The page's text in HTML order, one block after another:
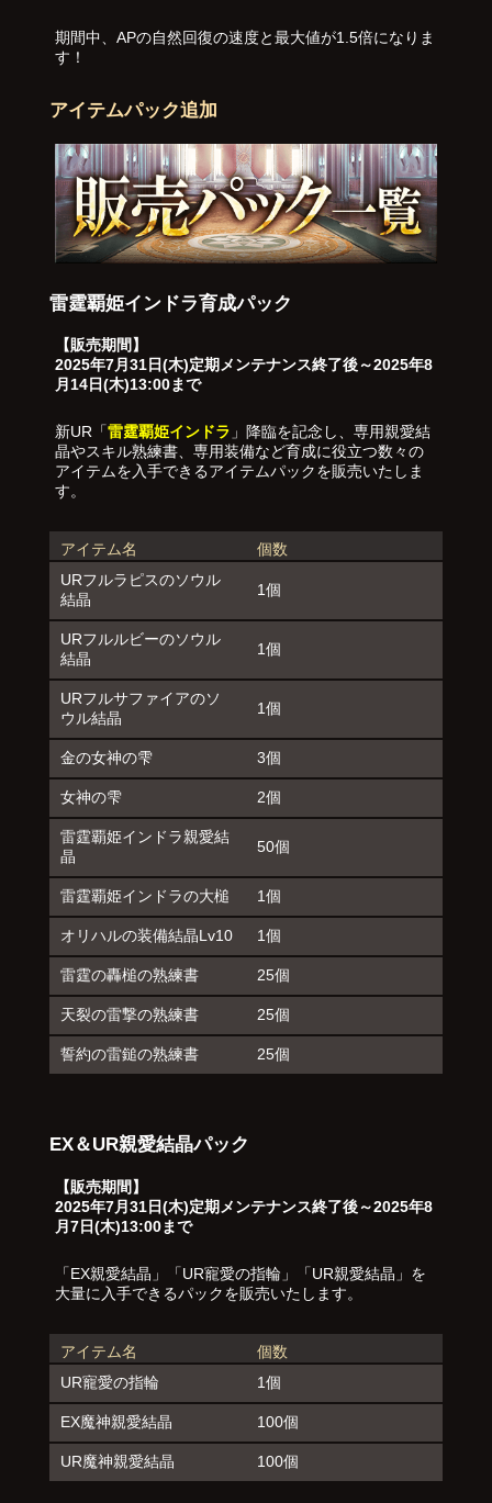
期間中、APの自然回復の速度と最大値が1.5倍になりま
す！
アイテムパック追加
雷霆覇姫インドラ育成パック
【販売期間】
2025年7月31日(木)定期メンテナンス終了後～2025年8
月14日(木)13:00まで
新UR「雷霆覇姫インドラ 」降臨を記念し、専用親愛結
晶やスキル熟練書、専用装備など育成に役立つ数々の
アイテムを入手できるアイテムパックを販売いたしま
す。
アイテム名
個数
URフルラピスのソウル
結晶
1個
URフルルビーのソウル
結晶
1個
URフルサファイアのソ
ウル結晶
1個
金の女神の雫 3個
女神の雫 2個
雷霆覇姫インドラ親愛結
晶
50個
雷霆覇姫インドラの大槌 1個
オリハルの装備結晶Lv10 1個
雷霆の轟槌の熟練書 25個
天裂の雷撃の熟練書 25個
誓約の雷鎚の熟練書 25個
EX＆UR親愛結晶パック
【販売期間】
2025年7月31日(木)定期メンテナンス終了後～2025年8
月7日(木)13:00まで
「EX親愛結晶」「UR寵愛の指輪」「UR親愛結晶」を
大量に入手できるパックを販売いたします。
アイテム名
個数
UR寵愛の指輪
1個
EX魔神親愛結晶 100個
UR魔神親愛結晶 100個